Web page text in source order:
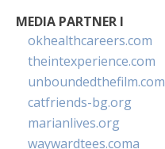
MEDIA PARTNER I
okhealthcareers.com
theintexperience.com
unboundedthefilm.com
catfriends-bg.org
marianlives.org
waywardtees.coma